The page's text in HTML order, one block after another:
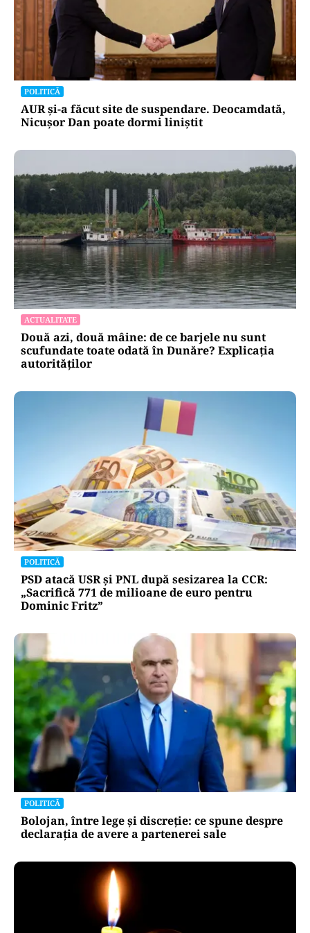
POLITICĂ
AUR și-a făcut site de suspendare. Deocamdată,
Nicușor Dan poate dormi liniștit
ACTUALITATE
Două azi, două mâine: de ce barjele nu sunt
scufundate toate odată în Dunăre? Explicația
autorităților
POLITICĂ
PSD atacă USR și PNL după sesizarea la CCR:
„Sacrifică 771 de milioane de euro pentru
Dominic Fritz”
POLITICĂ
Bolojan, între lege și discreție: ce spune despre
declarația de avere a partenerei sale